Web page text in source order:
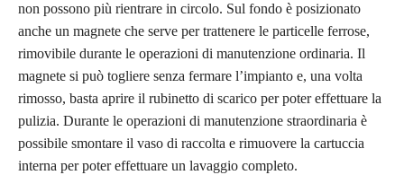
non possono più rientrare in circolo. Sul fondo è posizionato
anche un magnete che serve per trattenere le particelle ferrose,
rimovibile durante le operazioni di manutenzione ordinaria. Il
magnete si può togliere senza fermare l’impianto e, una volta
rimosso, basta aprire il rubinetto di scarico per poter effettuare la
pulizia. Durante le operazioni di manutenzione straordinaria è
possibile smontare il vaso di raccolta e rimuovere la cartuccia
interna per poter effettuare un lavaggio completo.